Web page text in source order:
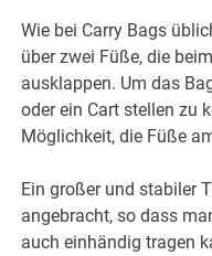
Wie bei Carry Bags
über zwei Füße, die
ausklappen. Um das
oder ein Cart stellen zu
Möglichkeit, die Füße
Ein großer und stabiler
angebracht, so dass
auch einhändig tragen